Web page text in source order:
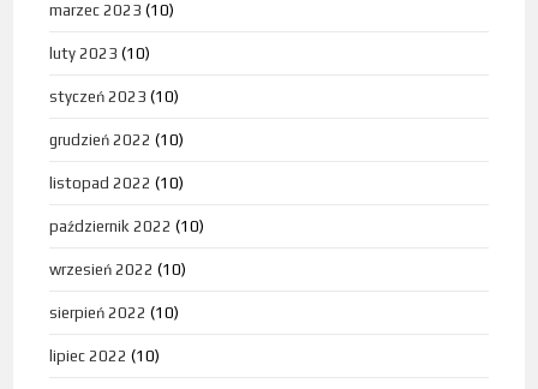
marzec 2023 (10)
luty 2023 (10)
styczeń 2023 (10)
grudzień 2022 (10)
listopad 2022 (10)
październik 2022 (10)
wrzesień 2022 (10)
sierpień 2022 (10)
lipiec 2022 (10)